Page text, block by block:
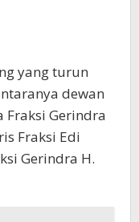
yang turun
dewan
Fraksi Gerindra
Fraksi Edi
Gerindra H.